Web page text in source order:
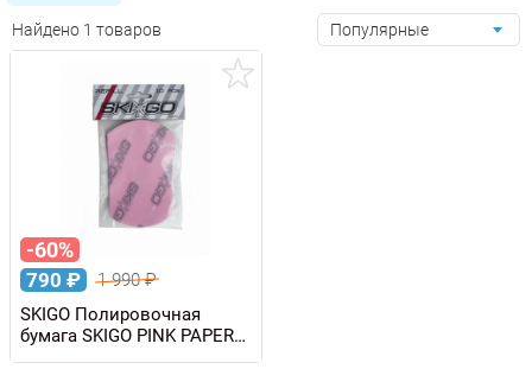
Найдено 1 товаров Популярные
-60%
790 ₽ 1 990₽
SKIGO Полировочная
бумага SKIGO PINK PAPER
68337, 10 листов